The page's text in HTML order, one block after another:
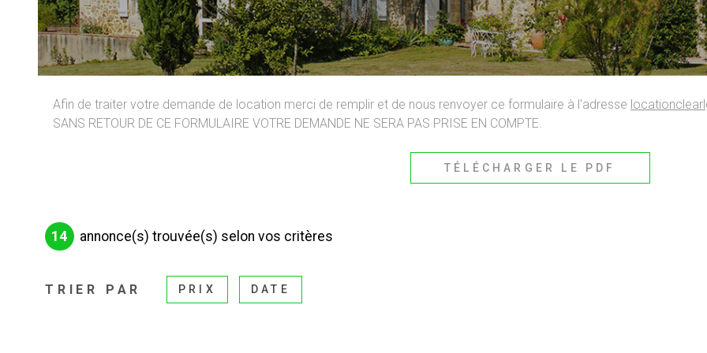
Afin de traiter votre demande de location merci de remplir et de nous renvoyer ce formulaire à l'adresse
SANS RETOUR DE CE FORMULAIRE VOTRE DEMANDE NE SERA PAS PRISE EN COMPTE.
TÉLÉCHARGER LE PDF
14 annonce(s) trouvée(s) selon vos critères
TRIER PAR PRIX DATE